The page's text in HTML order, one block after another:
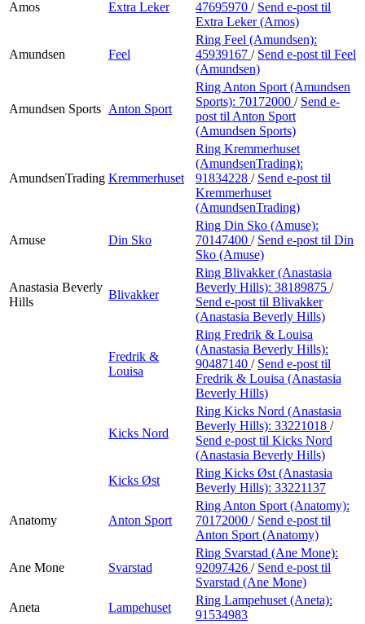
Amos Extra Leker
47695970 / Send e-post til
Extra Leker (Amos)
Amundsen Feel
Ring Feel (Amundsen):
45939167 / Send e-post til Feel
(Amundsen)
Amundsen Sports Anton Sport
Ring Anton Sport (Amundsen
Sports): 70172000 / Send e-
post til Anton Sport
(Amundsen Sports)
AmundsenTrading Kremmerhuset
Ring Kremmerhuset
(AmundsenTrading):
91834228 / Send e-post til
Kremmerhuset
(AmundsenTrading)
Amuse Din Sko
Ring Din Sko (Amuse):
70147400 / Send e-post til Din
Sko (Amuse)
Anastasia Beverly
Hills
Blivakker
Ring Blivakker (Anastasia
Beverly Hills): 38189875 /
Send e-post til Blivakker
(Anastasia Beverly Hills)
Fredrik &
Louisa
Ring Fredrik & Louisa
(Anastasia Beverly Hills):
90487140 / Send e-post til
Fredrik & Louisa (Anastasia
Beverly Hills)
Kicks Nord
Ring Kicks Nord (Anastasia
Beverly Hills): 33221018 /
Send e-post til Kicks Nord
(Anastasia Beverly Hills)
Kicks Øst
Ring Kicks Øst (Anastasia
Beverly Hills): 33221137
Anatomy Anton Sport
Ring Anton Sport (Anatomy):
70172000 / Send e-post til
Anton Sport (Anatomy)
Ane Mone Svarstad
Ring Svarstad (Ane Mone):
92097426 / Send e-post til
Svarstad (Ane Mone)
Aneta
Lampehuset
Ring Lampehuset (Aneta):
91534983